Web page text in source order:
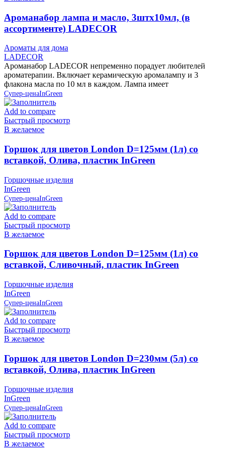
Ароманабор лампа и масло, 3штx10мл, (в
ассортименте) LADECOR
Ароматы для дома
LADECOR
Ароманабор LADECOR непременно порадует любителей
ароматерапии. Включает керамическую аромалампу и 3
флакона масла по 10 мл в каждом. Лампа имеет
Супер-ценаInGreen
Add to compare
Быстрый просмотр
В желаемое
Горшок для цветов London D=125мм (1л) со
вставкой, Олива, пластик InGreen
Горшочные изделия
InGreen
Супер-ценаInGreen
Add to compare
Быстрый просмотр
В желаемое
Горшок для цветов London D=125мм (1л) со
вставкой, Сливочный, пластик InGreen
Горшочные изделия
InGreen
Супер-ценаInGreen
Add to compare
Быстрый просмотр
В желаемое
Горшок для цветов London D=230мм (5л) со
вставкой, Олива, пластик InGreen
Горшочные изделия
InGreen
Супер-ценаInGreen
Add to compare
Быстрый просмотр
В желаемое